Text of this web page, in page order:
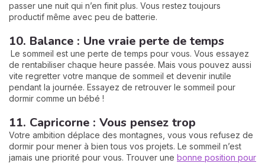
passer une nuit qui n’en finit plus. Vous restez toujours
productif même avec peu de batterie.
10. Balance : Une vraie perte de temps
Le sommeil est une perte de temps pour vous. Vous essayez
de rentabiliser chaque heure passée. Mais vous pouvez aussi
vite regretter votre manque de sommeil et devenir inutile
pendant la journée. Essayez de retrouver le sommeil pour
dormir comme un bébé !
11. Capricorne : Vous pensez trop
Votre ambition déplace des montagnes, vous vous refusez de
dormir pour mener à bien tous vos projets. Le sommeil n’est
jamais une priorité pour vous. Trouver une bonne position pour